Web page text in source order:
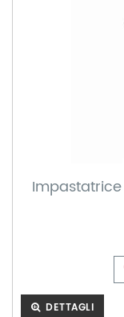
DETTAGLI